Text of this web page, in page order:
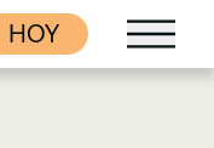
HOY